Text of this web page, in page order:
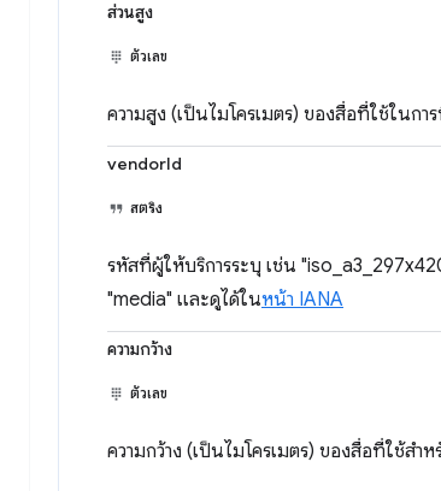
ส่วนสูง
ตัวเลข
ความสูง (เป็นไมโครเมตร) ของสื่อที่ใช้ในกา
vendorId
สตริง
รหัสที่ผู้ให้บริการระบุ เช่น
"media" และดูได้ในหน้า IANA
ความกว้าง
ตัวเลข
ความกว้าง (เป็นไมโครเมตร) ของสื่อที่ใช้สำ